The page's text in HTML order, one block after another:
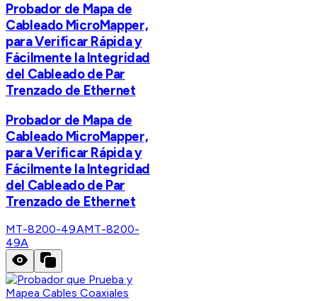
Probador de Mapa de
Cableado MicroMapper,
para Verificar Rápida y
Fácilmente la Integridad
del Cableado de Par
Trenzado de Ethernet
Probador de Mapa de
Cableado MicroMapper,
para Verificar Rápida y
Fácilmente la Integridad
del Cableado de Par
Trenzado de Ethernet
MT-8200-49AMT-8200-
49A